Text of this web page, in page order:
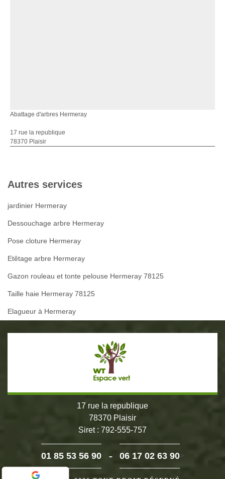
Abattage d'arbres Hermeray
17 rue la republique
78370 Plaisir
Autres services
jardinier Hermeray
Dessouchage arbre Hermeray
Pose cloture Hermeray
Etêtage arbre Hermeray
Gazon rouleau et tonte pelouse Hermeray 78125
Taille haie Hermeray 78125
Elagueur à Hermeray
17 rue la republique
78370 Plaisir
Siret : 792-555-757
01 85 53 56 90 - 06 17 02 63 90>